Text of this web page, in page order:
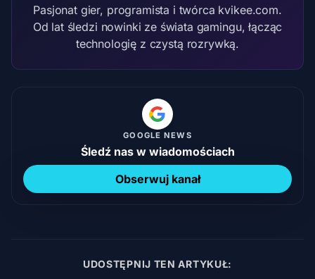
Pasjonat gier, programista i twórca kvikee.com.
Od lat śledzi nowinki ze świata gamingu, łącząc
technologię z czystą rozrywką.
GOOGLE NEWS
Śledź nas w wiadomościach
Obserwuj kanał
UDOSTĘPNIJ TEN ARTYKUŁ: